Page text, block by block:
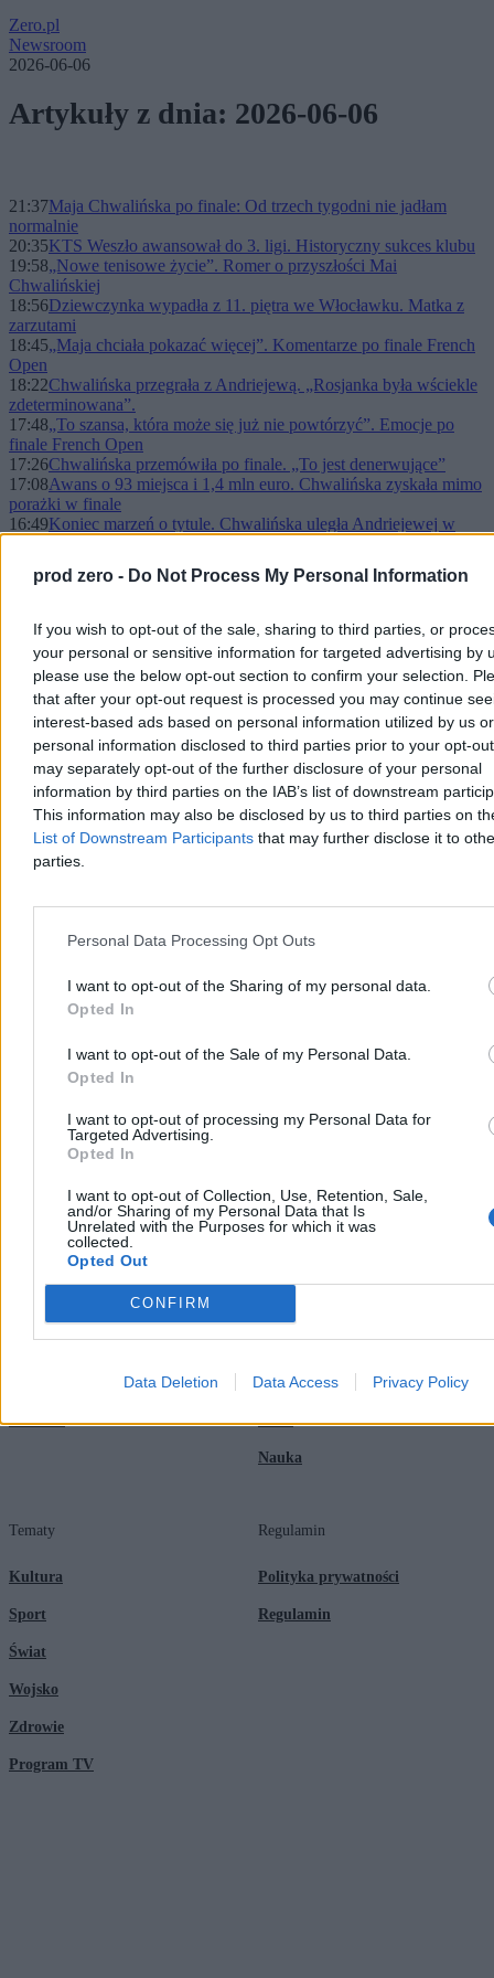
prod zero - Do Not Process My Personal Information
If you wish to opt-out of the sale, sharing to third parties, or
your personal or sensitive information for targeted advertising by
please use the below opt-out section to confirm your selection.
that after your opt-out request is processed you may continue
interest-based ads based on personal information utilized by us or
personal information disclosed to third parties prior to your opt-
may separately opt-out of the further disclosure of your personal
information by third parties on the IAB’s list of downstream
This information may also be disclosed by us to third parties on
List of Downstream Participants that may further disclose it to
parties.
Personal Data Processing Opt Outs
I want to opt-out of the Sharing of my personal data.
Opted In
I want to opt-out of the Sale of my Personal Data.
Opted In
I want to opt-out of processing my Personal Data for
Targeted Advertising.
Opted In
I want to opt-out of Collection, Use, Retention, Sale,
and/or Sharing of my Personal Data that Is
Unrelated with the Purposes for which it was
collected.
Opted Out
CONFIRM
Data Deletion Data Access Privacy Policy
Zero.pl
Newsroom
2026-06-06
Artykuły z dnia: 2026-06-06
21:37Maja Chwalińska po finale: Od trzech tygodni nie jadłam
normalnie
20:35KTS Weszło awansował do 3. ligi. Historyczny sukces klubu
19:58„Nowe tenisowe życie”. Romer o przyszłości Mai
Chwalińskiej
18:56Dziewczynka wypadła z 11. piętra we Włocławku. Matka z
zarzutami
18:45„Maja chciała pokazać więcej”. Komentarze po finale French
Open
18:22Chwalińska przegrała z Andriejewą. „Rosjanka była wściekle
zdeterminowana”.
17:48„To szansa, która może się już nie powtórzyć”. Emocje po
finale French Open
17:26Chwalińska przemówiła po finale. „To jest denerwujące”
17:08Awans o 93 miejsca i 1,4 mln euro. Chwalińska zyskała mimo
porażki w finale
16:49Koniec marzeń o tytule. Chwalińska uległa Andriejewej w
15:23Finał Roland Garros. Chwalińska przegrywa pierwszego seta
zablokowane
14:0150 smaków Polaków. Tomasz Kammel sprawdza, ile
narodowej duszy kryje się w schabowym
13:24Spotkanie ws. skandalu UPA. Ukraińcy chcą dialogu
12:48Nasza ekipa w Paryżu. NA ŻYWO wielka walka
Chwalińskiej
12:26Minister potrzebowała żywej tarczy. Zrobiła ją sobie z malarki
11:40Szef nie będzie dzwonił w weekend. Kary w kolejnym kraju
11:18Williams zachwycona Polką. W finale French Open stawia na
Maję
10:23Jeśli auto do miasta, to tylko elektryczne. To już ten moment,
są lepsze od spalinowych
10:23Cienkowska i jej biznesy. Mazurek i Stanowski komentują
Gra o przetrwanie. Czy Kuba wytrzyma amerykański nacisk?
Czas na bajeczny finał. „Cudowne dziecko” naprzeciw Polki
Za mała, za drobna, za słaba. A jednak zagra w finale Roland
Redakcja
Newsroom
Kontakt
Tematy
Technologia
Kraj
Moto
Nauka
Tematy
Kultura
Sport
Świat
Wojsko
Zdrowie
Program TV
Regulamin
Polityka prywatności
Regulamin